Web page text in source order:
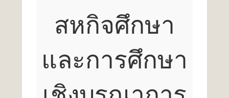
สหกิจศึกษา
และการศึกษา